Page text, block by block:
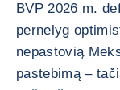
BVP 2026 m.
pernelyg
nepastovią
pastebimą –